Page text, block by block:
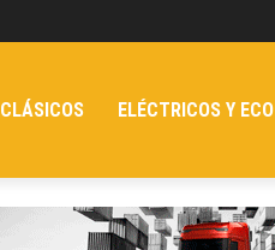
CLÁSICOS ELÉCTRICOS Y ECO